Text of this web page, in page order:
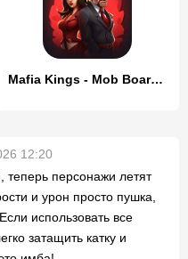
Mafia Kings - Mob Board Game
12:20
теперь персонажи летят
и урон просто пушка,
использовать все
затащить катку и